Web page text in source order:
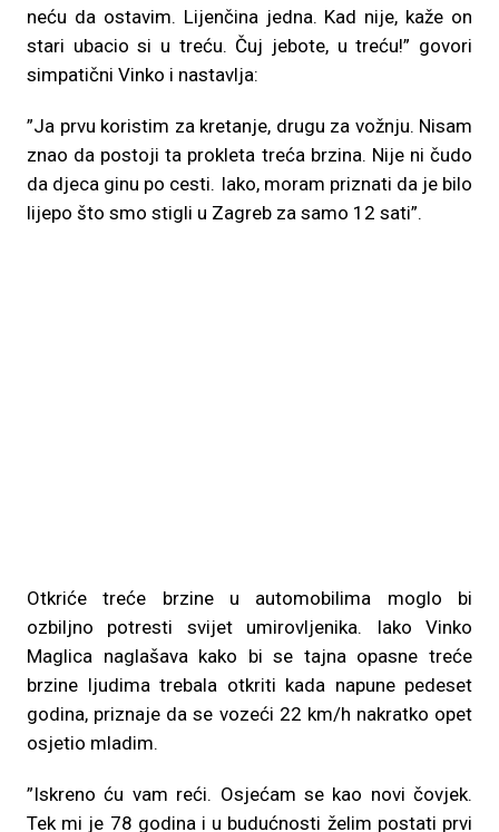
neću da ostavim. Lijenčina jedna. Kad nije, kaže on
stari ubacio si u treću. Čuj jebote, u treću!” govori
simpatični Vinko i nastavlja:
”Ja prvu koristim za kretanje, drugu za vožnju. Nisam
znao da postoji ta prokleta treća brzina. Nije ni čudo
da djeca ginu po cesti. Iako, moram priznati da je bilo
lijepo što smo stigli u Zagreb za samo 12 sati”.
Otkriće treće brzine u automobilima moglo bi
ozbiljno potresti svijet umirovljenika. Iako Vinko
Maglica naglašava kako bi se tajna opasne treće
brzine ljudima trebala otkriti kada napune pedeset
godina, priznaje da se vozeći 22 km/h nakratko opet
osjetio mladim.
”Iskreno ću vam reći. Osjećam se kao novi čovjek.
Tek mi je 78 godina i u budućnosti želim postati prvi